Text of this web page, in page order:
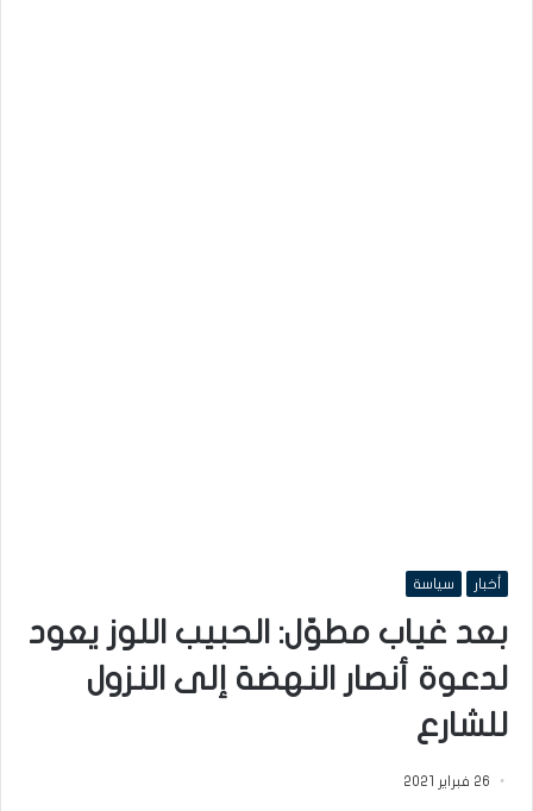
أخبار سياسة
بعد غياب مطوّل: الحبيب اللوز يعود
لدعوة أنصار النهضة إلى النزول
للشارع
26 فبراير 2021